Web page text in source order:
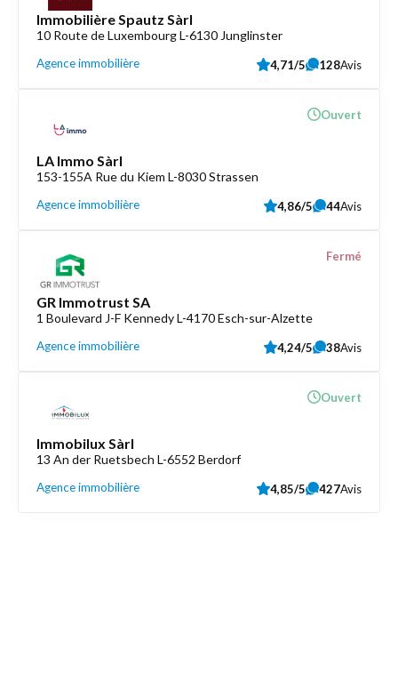
Immobilière Spautz Sàrl
10 Route de Luxembourg L-6130 Junglinster
Agence immobilière 4,71/5 128Avis
LA Immo Sàrl
153-155A Rue du Kiem L-8030 Strassen
Agence immobilière
Ouvert
4,86/5 44Avis
GR Immotrust SA
1 Boulevard J-F Kennedy L-4170 Esch-sur-Alzette
Agence immobilière
Fermé
4,24/5 38Avis
Immobilux Sàrl
13 An der Ruetsbech L-6552 Berdorf
Agence immobilière
Ouvert
4,85/5 427Avis